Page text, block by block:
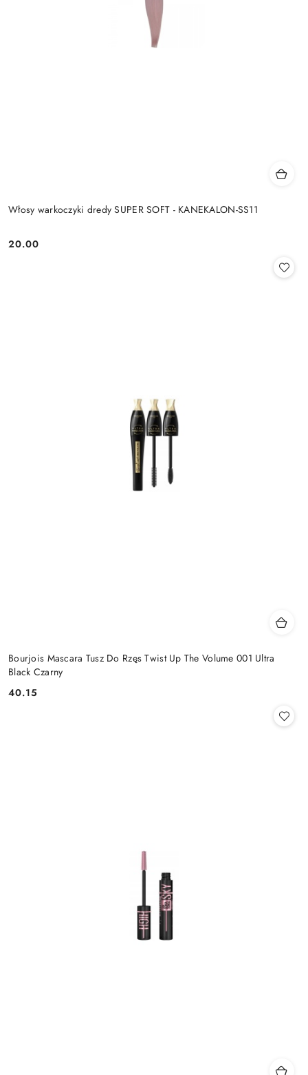
Włosy warkoczyki dredy SUPER SOFT - KANEKALON-SS11
Cena:
20.00
Bourjois Mascara Tusz Do Rzęs Twist Up The Volume 001 Ultra
Black Czarny
Cena:
40.15